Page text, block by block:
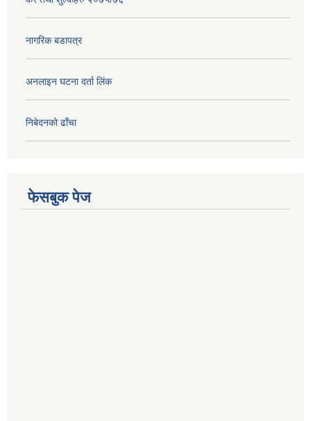
नागरिक बडापत्र
अनलाइन घटना दर्ता लिंक
निबेदनको ढाँचा
फेसबुक पेज